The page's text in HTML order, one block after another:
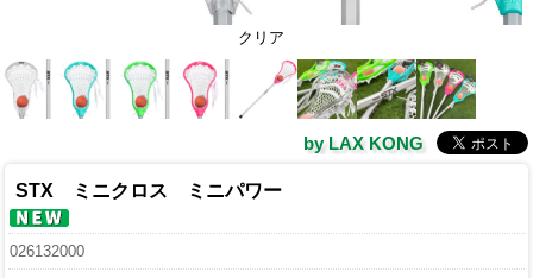
クリア
by LAX KONG
STX ミニクロス ミニパワー
026132000